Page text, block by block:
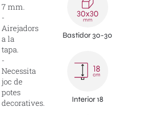
7 mm.
-
Airejadors
a la
tapa.
-
Necessita
joc de
potes
decoratives.
Bastidor 30-30
Interior 18